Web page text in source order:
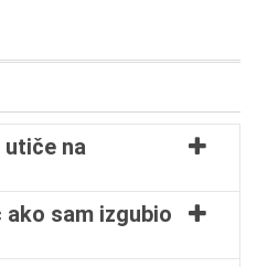
utiče na
sam izgubio